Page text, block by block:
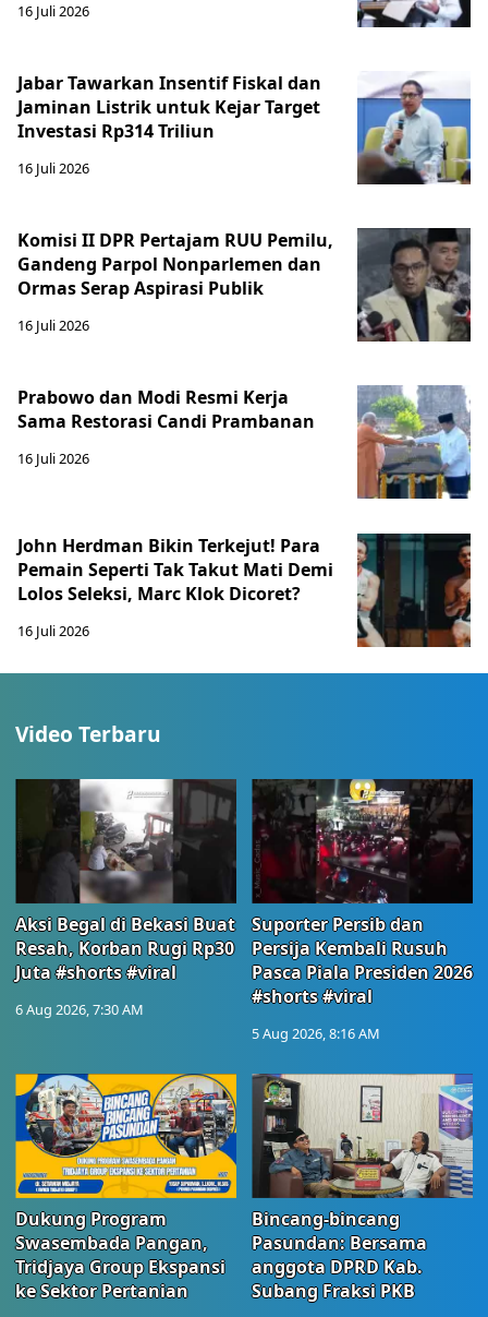
16 Juli 2026
Jabar Tawarkan Insentif Fiskal dan
Jaminan Listrik untuk Kejar Target
Investasi Rp314 Triliun
16 Juli 2026
Komisi II DPR Pertajam RUU Pemilu,
Gandeng Parpol Nonparlemen dan
Ormas Serap Aspirasi Publik
16 Juli 2026
Prabowo dan Modi Resmi Kerja
Sama Restorasi Candi Prambanan
16 Juli 2026
John Herdman Bikin Terkejut! Para
Pemain Seperti Tak Takut Mati Demi
Lolos Seleksi, Marc Klok Dicoret?
16 Juli 2026
Video Terbaru
Aksi Begal di Bekasi Buat
Resah, Korban Rugi Rp30
Juta #shorts #viral
6 Aug 2026, 7:30 AM
Suporter Persib dan
Persija Kembali Rusuh
Pasca Piala Presiden 2026
#shorts #viral
5 Aug 2026, 8:16 AM
Dukung Program
Swasembada Pangan,
Tridjaya Group Ekspansi
ke Sektor Pertanian
Bincang-bincang
Pasundan: Bersama
anggota DPRD Kab.
Subang Fraksi PKB